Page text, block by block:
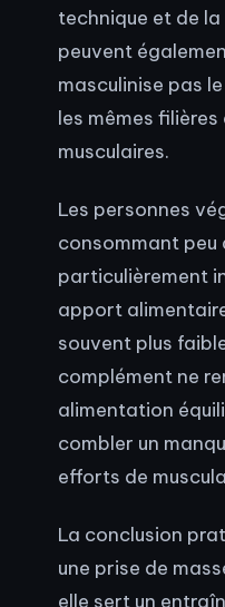
technique et de
peuvent
masculinise pas
les mêmes
musculaires.
Les personnes
consommant peu
particulièrement
apport
souvent plus
complément ne
alimentation
combler un
efforts de
La conclusion
une prise de
elle sert un